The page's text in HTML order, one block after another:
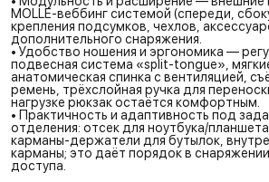
MOLLE-веббинг системой (спереди,
крепления подсумков, чехлов,
дополнительного снаряжения.
• Удобство ношения и эргономика —
подвесная система «split-tongue»,
анатомическая спинка с вентиляцией,
ремень, трёхслойная ручка для
нагрузке рюкзак остаётся комфортным.
• Практичность и адаптивность под
отделения: отсек для ноутбука/
карманы-держатели для бутылок,
карманы; это даёт порядок в
доступа.